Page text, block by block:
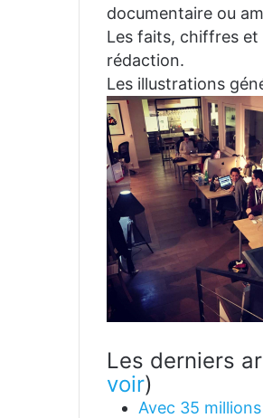
documentaire ou
Les faits, chiffres et
rédaction.
Les illustrations
Les derniers
voir)
Avec 35